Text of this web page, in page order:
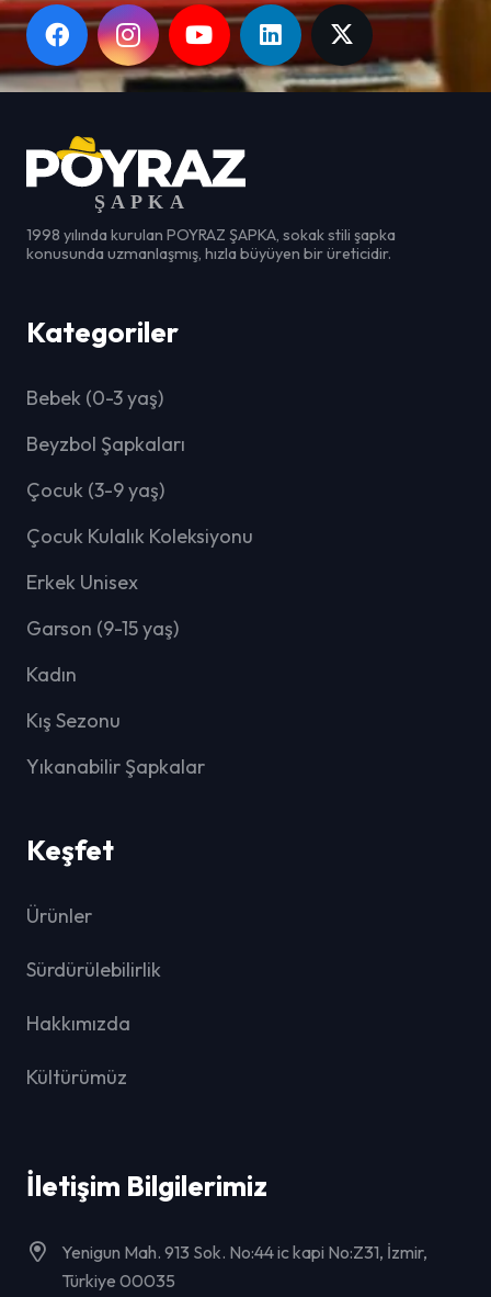
1998 yılında kurulan POYRAZ ŞAPKA, sokak stili şapka
konusunda uzmanlaşmış, hızla büyüyen bir üreticidir.
Kategoriler
Bebek (0-3 yaş)
Beyzbol Şapkaları
Çocuk (3-9 yaş)
Çocuk Kulalık Koleksiyonu
Erkek Unisex
Garson (9-15 yaş)
Kadın
Kış Sezonu
Yıkanabilir Şapkalar
Keşfet
Ürünler
Sürdürülebilirlik
Hakkımızda
Kültürümüz
İletişim Bilgilerimiz
Yenigun Mah. 913 Sok. No:44 ic kapi No:Z31, İzmir,
Türkiye 00035